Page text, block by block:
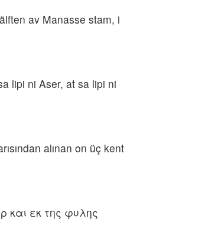
av Manasse stam, i
lipi ni Aser, at sa lipi ni
alınan on üç kent
και εκ της φυλης